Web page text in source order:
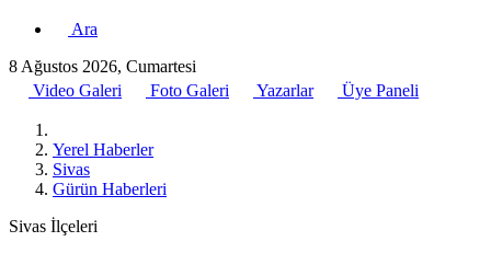
Ara
8 Ağustos 2026, Cumartesi
Video Galeri
Foto Galeri Yazarlar Üye Paneli
Yerel Haberler
Sivas
Gürün Haberleri
Sivas İlçeleri